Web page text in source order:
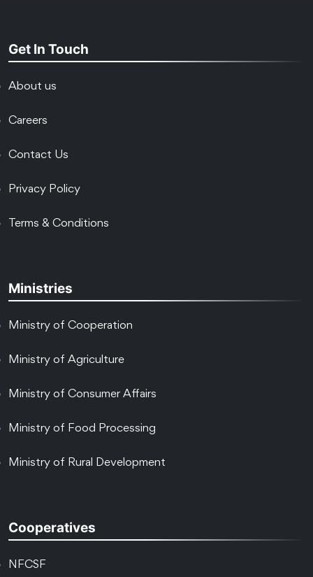
Get In Touch
About us
Careers
Contact Us
Privacy Policy
Terms & Conditions
Ministries
Ministry of Cooperation
Ministry of Agriculture
Ministry of Consumer Affairs
Ministry of Food Processing
Ministry of Rural Development
Cooperatives
NFCSF